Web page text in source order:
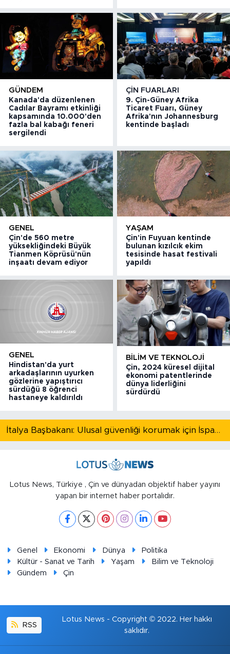
GÜNDEM
Kanada'da düzenlenen
Cadılar Bayramı etkinliği
kapsamında 10.000'den
fazla bal kabağı feneri
sergilendi
ÇIN FUARLARI
9. Çin-Güney Afrika
Ticaret Fuarı, Güney
Afrika'nın Johannesburg
kentinde başladı
GENEL
Çin'de 560 metre
yüksekliğindeki Büyük
Tianmen Köprüsü'nün
inşaatı devam ediyor
YAŞAM
Çin'in Fuyuan kentinde
bulunan kızılcık ekim
tesisinde hasat festivali
yapıldı
GENEL
Hindistan'da yurt
arkadaşlarının uyurken
gözlerine yapıştırıcı
sürdüğü 8 öğrenci
hastaneye kaldırıldı
BILIM VE TEKNOLOJI
Çin, 2024 küresel dijital
ekonomi patentlerinde
dünya liderliğini
sürdürdü
İtalya Başbakanı: Ulusal güvenliği korumak için İspanya ile Schengen kapsamındaki serbest dolaşımı askıya alıyoruz
Lotus News, Türkiye , Çin ve dünyadan objektif haber yayını
yapan bir internet haber portalıdır.
Genel Ekonomi Dünya
Politika
Kültür - Sanat ve Tarih
Yaşam
Bilim ve Teknoloji
Gündem
Çin
RSS
Lotus News - Copyright © 2022. Her hakkı
saklıdır.